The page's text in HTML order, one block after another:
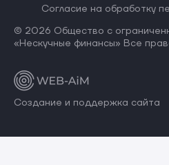
Согласие на обработку
© 2026 Общество с
«Нескучные финансы» Все
Создание и поддержка сайта